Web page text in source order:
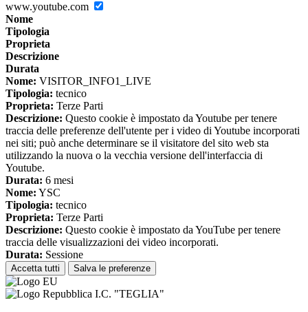
www.youtube.com
Nome
Tipologia
Proprieta
Descrizione
Durata
Nome: VISITOR_INFO1_LIVE
Tipologia: tecnico
Proprieta: Terze Parti
Descrizione: Questo cookie è impostato da Youtube per tenere
traccia delle preferenze dell'utente per i video di Youtube incorporati
nei siti; può anche determinare se il visitatore del sito web sta
utilizzando la nuova o la vecchia versione dell'interfaccia di
Youtube.
Durata: 6 mesi
Nome: YSC
Tipologia: tecnico
Proprieta: Terze Parti
Descrizione: Questo cookie è impostato da YouTube per tenere
traccia delle visualizzazioni dei video incorporati.
Durata: Sessione
Accetta tutti Salva le preferenze
I.C. "TEGLIA"